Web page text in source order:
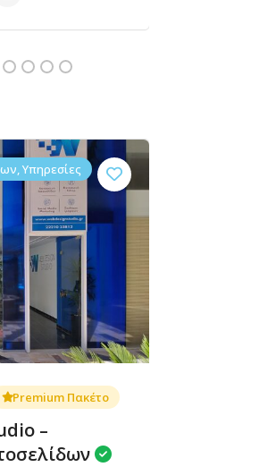
03
Δεν υπάρχουν ακόμα
αξιολογήσεις
Υπηρεσίες
Premium Πακέτο
–